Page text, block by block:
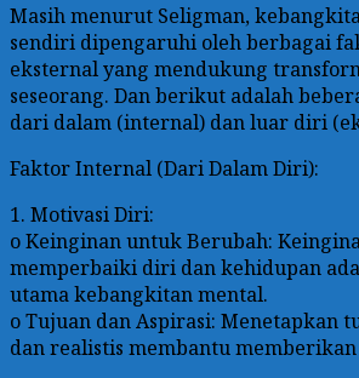
Masih menurut Seligman,
sendiri dipengaruhi oleh berbagai
eksternal yang mendukung
seseorang. Dan berikut adalah
dari dalam (internal) dan luar diri
Faktor Internal (Dari Dalam Diri):
1. Motivasi Diri:
o Keinginan untuk Berubah:
memperbaiki diri dan kehidupan
utama kebangkitan mental.
o Tujuan dan Aspirasi: Menetapkan
dan realistis membantu